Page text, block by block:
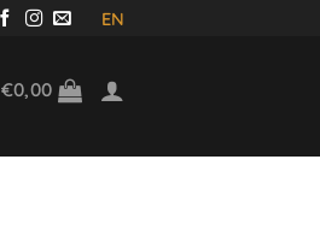
EN
€0,00